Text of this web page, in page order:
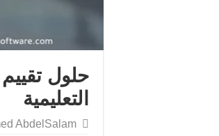
حلول
التعليمية
AbdelSalam